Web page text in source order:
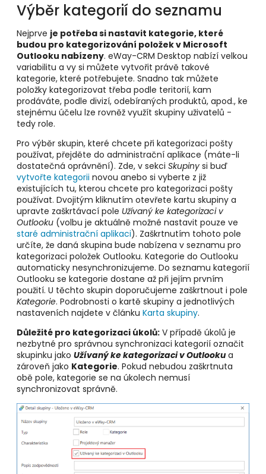
Výběr kategorií do seznamu
Nejprve je potřeba si nastavit kategorie, které
budou pro kategorizování položek v Microsoft
Outlooku nabízeny. eWay-CRM Desktop nabízí velkou
variabilitu a vy si můžete vytvořit právě takové
kategorie, které potřebujete. Snadno tak můžete
položky kategorizovat třeba podle teritorií, kam
prodáváte, podle divizí, odebíraných produktů, apod., ke
stejnému účelu lze rovněž využít skupiny uživatelů -
tedy role.
Pro výběr skupin, které chcete při kategorizaci pošty
používat, přejděte do administrační aplikace (máte-li
dostatečná oprávnění). Zde, v sekci Skupiny si buď
vytvořte kategorii novou anebo si vyberte z již
existujících tu, kterou chcete pro kategorizaci pošty
používat. Dvojitým kliknutím otevřete kartu skupiny a
upravte zaškrtávací pole Užívaný ke kategorizaci v
Outlooku (volbu je aktuálně možné nastavit pouze ve
staré administrační aplikaci). Zaškrtnutím tohoto pole
určíte, že daná skupina bude nabízena v seznamu pro
kategorizaci položek Outlooku. Kategorie do Outlooku
automaticky nesynchronizujeme. Do seznamu kategorií
Outlooku se kategorie dostane až při jejím prvním
použití. U těchto skupin doporučujeme zaškrtnout i pole
Kategorie. Podrobnosti o kartě skupiny a jednotlivých
nastaveních najdete v článku Karta skupiny.
Důležité pro kategorizaci úkolů: V případě úkolů je
nezbytné pro správnou synchronizaci kategorií označit
skupinku jako Užívaný ke kategorizaci v Outlookua
zároveň jako Kategorie. Pokud nebudou zaškrtnuta
obě pole, kategorie se na úkolech nemusí
synchronizovat správně.